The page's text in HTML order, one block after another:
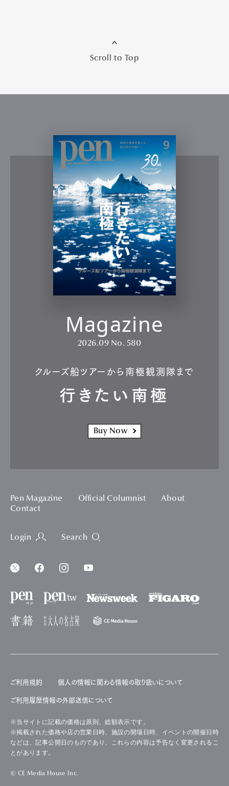
Scroll to Top
Magazine
2026.09 No. 580
クルーズ船ツアーから南極観測隊まで
行きたい南極
Buy Now
Pen Magazine Official Columnist
About
Contact
Login Search
ご利用規約 個人の情報に関わる情報の取り扱いについて
ご利用履歴情報の外部送信について
※当サイトに記載の価格は原則、総額表示です。
※掲載された価格や店の営業日時、施設の開場日時、イベントの開催日時
などは、記事公開日のものであり、これらの内容は予告なく変更されるこ
とがあります。
© CE Media House Inc.